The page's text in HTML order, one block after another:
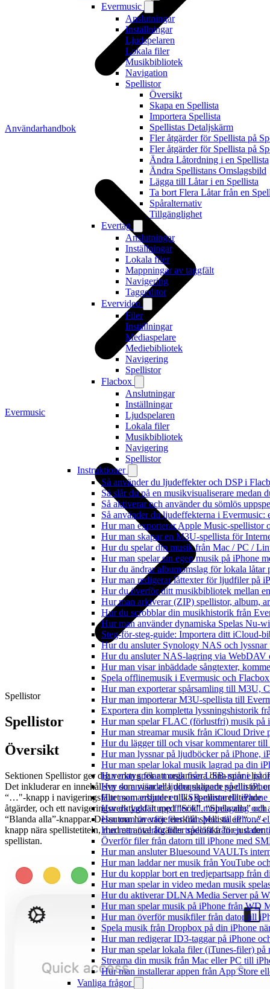
Evermusic
Anslutningar
Inställningar
Ljudspelaren
Lokala filer
Musikbibliotek
Navigation
Spellistor
Översikt
Skapa en Spellista
Importera Spellista
Spellistas Detaljskärm
Fler åtgärder för Spellista på
Fler åtgärder för Spellista på
Ändra Låtordning i en Spellista
Ändra Spellistans Omslagsbild
Lägga till Låtar i en Spellista
Ta bort Flera Låtar från en
Spåralternativ
Tillgänglighet
Evertag
Anslutningar
Inställningar
Lokala filer
Mappningar av taggfält
Navigering
Taggeditor
Evervideo
Filer
Inställningar
Mediaspelare
Mediebibliotek
Navigering
Spellistor
Flacbox
Anslutningar
Inställningar
Ljudspelaren
Lokala filer
Musikbibliotek
Navigering
Spellistor
Instruktioner
Så använder du ljudeffekter och DSP i
Så slår du på en musikvisualiserare medan
Så aktiverar och använder du sömlös
Så använder du ljudeffekterna i
Hur man exporterar Apple Music-spellistor
Hur man skapar en M3U-spellista för
Hur du spelar din musik från Mac / PC /
Hur man spelar sin egen musik på iPhone
Hur du ändrar albumomslag för lokala
Hur man redigerar låttexter för ljudfiler på
Hur du överför ditt musikbibliotek mellan
Hur man arkiverar (ZIP) spellistor, album,
Hur du scrobblar din musikhistorik från
Hur man använder dynamiska Spelas Nu-
Steg-för-steg-guide: Importera ditt iCloud-
Hur du ansluter Synology NAS och
Hur du ansluter NAS-lagring via WebDAV
Hur man visar inbäddade sångtexter,
Spela offlinemusik i Evermusic och
Hur man exporterar spårsamling till M3U,
Hur man importerar M3U-spellista till
Exportera din kompletta lyssningshistorik
Hur man spelar FLAC (förlustfri) musik på
Hur man streamar musik från iCloud Drive
Hur du lägger till och visar kommentarer
Hur man lyssnar på ljudböcker på iPhone,
Hur man spelar lokal musik lagrad pa din
Hur man spelar musik från USB-minne på
Hur du använder ljudequalizern på din
Hur man ansluter ett USB-minne till
Hur du laddar upp filer till molnlagring och
Hur man överför filer från Mac till iPhone
Hur man överför filer trådlöst från en dator
Överför filer från datorn till iPhone med
Hur man ansluter Bluesound VAULTs
Hur man laddar ner musik från YouTube
Hur du kopplar bort en tredjepartsapp från
Hur man spelar in video medan musik
Hur du aktiverar DLNA Media Server på
Hur man spelar musik på iPhone från WD
Hur man överför musikfiler från dator till
Spela musik från Dropbox på din iPhone
Hur man redigerar ID3-taggar på iPhone
Hur man spelar lokala filer (iTunes-filer) på
Streama din musik från Mac eller PC till
Hur man installerar appen från App Store
Vanliga frågor
Användarhandbok
Evermusic
Spellistor
Spellistor
Översikt
Sektionen Spellistor ger dig verktyg för att organisera dina spår i
Det inkluderar en innehållsvy som visar alla dina skapade spellistor,
“…"-knapp i navigeringsfältet som erbjuder olika spellistarelaterade
åtgärder, och ett navigeringsverktygsfält med “Sök”, “Spela alla” och
“Blanda alla”-knappar. Dessutom har varje enskild spellista en “…"-
knapp nära spellistetiteln, med ett antal åtgärder specifika för just den
spellistan.